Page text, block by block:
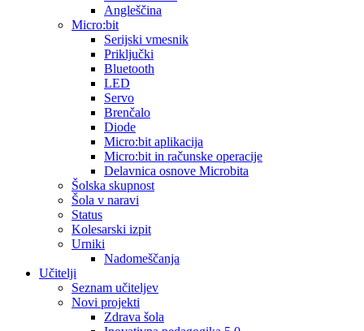
Angleščina
Micro:bit
Serijski vmesnik
Priključki
Bluetooth
LED
Servo
Brenčalo
Diode
Micro:bit aplikacija
Micro:bit in računske operacije
Delavnica osnove Microbita
Šolska skupnost
Šola v naravi
Status
Kolesarski izpit
Urniki
Nadomeščanja
Učitelji
Seznam učiteljev
Novi projekti
Zdrava šola